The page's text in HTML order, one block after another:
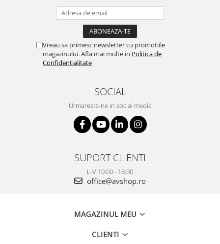
Vreau sa primesc newsletter cu promotiile
magazinului. Afla mai multe in Politica de
Confidentialitate
SOCIAL
Urmareste-ne in social media
SUPORT CLIENTI
L-V 10:00 - 18:00
office@avshop.ro
MAGAZINUL MEU
CLIENTI